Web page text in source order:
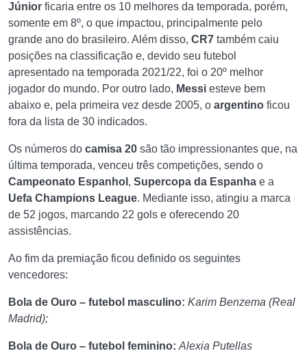
Júnior ficaria entre os 10 melhores da temporada, porém,
somente em 8º, o que impactou, principalmente pelo
grande ano do brasileiro. Além disso, CR7 também caiu
posições na classificação e, devido seu futebol
apresentado na temporada 2021/22, foi o 20º melhor
jogador do mundo. Por outro lado, Messi esteve bem
abaixo e, pela primeira vez desde 2005, o argentino ficou
fora da lista de 30 indicados.
Os números do camisa 20 são tão impressionantes que, na
última temporada, venceu três competições, sendo o
Campeonato Espanhol , Supercopa da Espanha e a
Uefa Champions League. Mediante isso, atingiu a marca
de 52 jogos, marcando 22 gols e oferecendo 20
assistências.
Ao fim da premiação ficou definido os seguintes
vencedores:
Bola de Ouro – futebol masculino: Karim Benzema (Real
Madrid);
Bola de Ouro – futebol feminino: Alexia Putellas